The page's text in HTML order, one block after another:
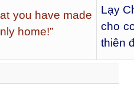
you have made
home!”
Lạy
cho
thiên